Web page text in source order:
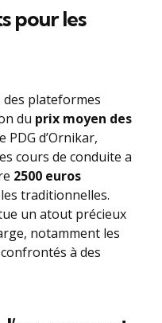
pour les
plateformes
du prix moyen des
PDG d’Ornikar,
cours de conduite a
2500 euros
traditionnelles.
un atout précieux
notamment les
à des